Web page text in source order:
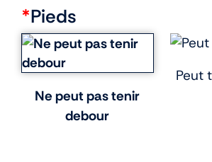
*Pieds
Ne peut pas tenir
debour
Peut